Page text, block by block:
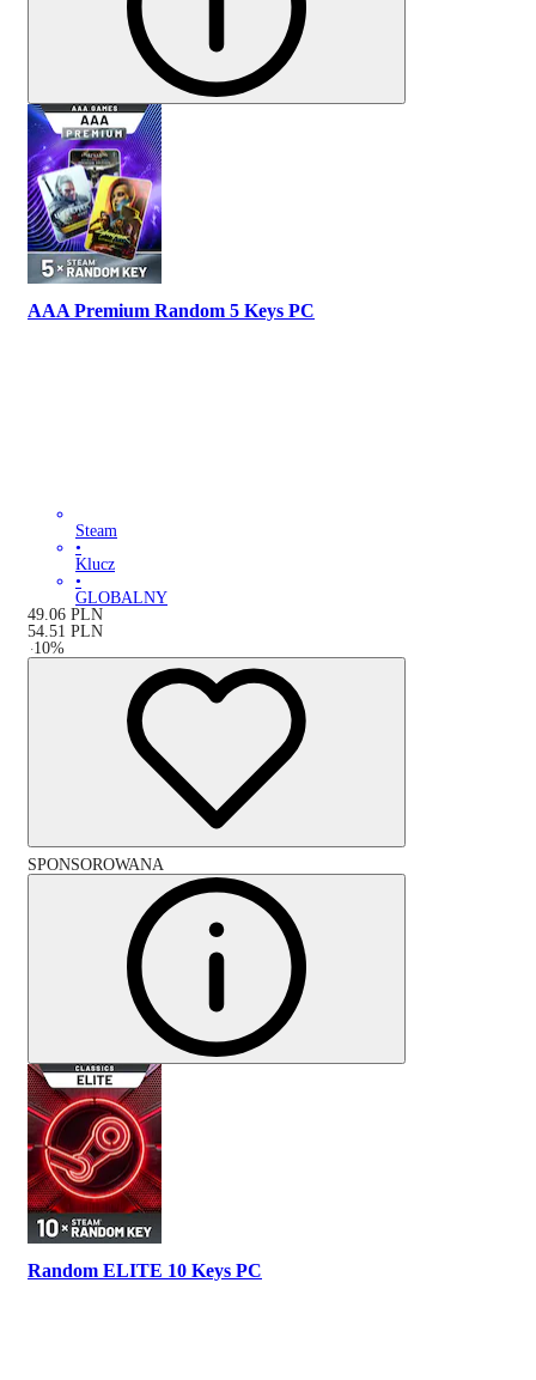
AAA Premium Random 5 Keys PC
Steam
•
Klucz
•
GLOBALNY
49.06 PLN
54.51 PLN
-10%
SPONSOROWANA
Random ELITE 10 Keys PC